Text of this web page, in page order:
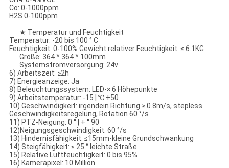
Co: 0-1000ppm
H2S 0-100ppm
★ Temperatur und Feuchtigkeit
Temperatur: -20 bis 100 ° C
Feuchtigkeit: 0-100% Gewicht relativer Feuchtigkeit: ≤ 6.1KG
Größe: 364 * 364 * 100mm
Systemstromversorgung: 24v
6) Arbeitszeit: ≥2h
7) Energieanzeige: Ja
8) Beleuchtungssystem: LED-× 6 Höhepunkte
9) Arbeitstemperatur: -15 | ℃ +50
10) Geschwindigkeit: irgendein Richtung ≥ 0.8m/s, stepless
Geschwindigkeitsregelung, Rotation 60 °/s
11) PTZ-Neigung: 0 ° | + ° 90
12)Neigungsgeschwindigkeit: 60 °/s
13) Hindernisfähigkeit: ≤15mm-kleine Grundschwankung
14) Steigfähigkeit: ≤ 25 ° leichte Straße
15) Relative Luftfeuchtigkeit: 0 bis 95%
16) Kamerapixel: 10 Million